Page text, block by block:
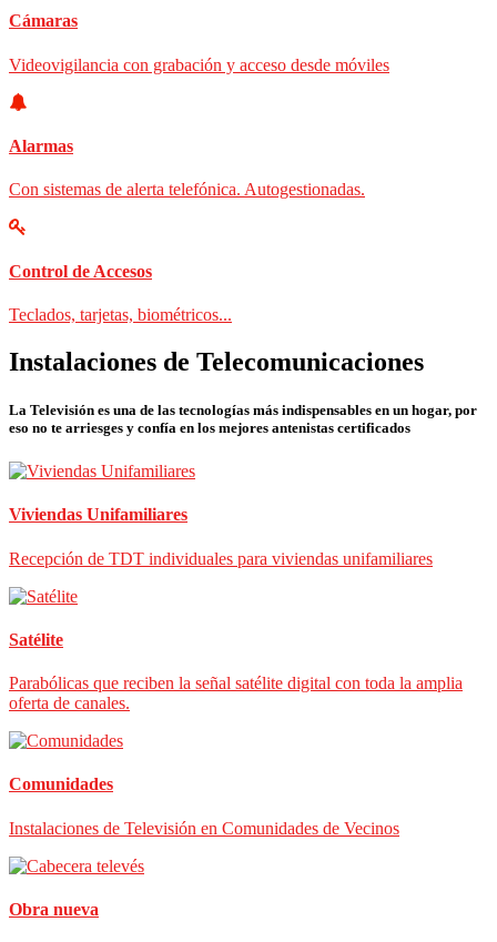
Cámaras
Videovigilancia con grabación y acceso desde móviles
Alarmas
Con sistemas de alerta telefónica. Autogestionadas.
Control de Accesos
Teclados, tarjetas, biométricos...
Instalaciones de Telecomunicaciones
La Televisión es una de las tecnologías más indispensables en un hogar, por
eso no te arriesges y confía en los mejores antenistas certificados
Viviendas Unifamiliares
Recepción de TDT individuales para viviendas unifamiliares
Satélite
Parabólicas que reciben la señal satélite digital con toda la amplia
oferta de canales.
Comunidades
Instalaciones de Televisión en Comunidades de Vecinos
Obra nueva